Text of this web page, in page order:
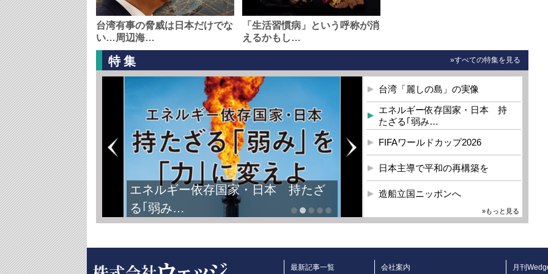
台湾有事の脅威は日本だけでな
い…周辺海…
「生活習慣病」という呼称が消
えるかもし…
特集 »すべての特集を見る
エネルギー依存国家・日本 持たざ
る｢弱み…
台湾「麗しの島」の実像
エネルギー依存国家・日本 持
たざる｢弱み…
FIFAワールドカップ2026
日本主導で平和の再構築を
造船立国ニッポンへ
»もっと見る
最新記事一覧 会社案内 月刊